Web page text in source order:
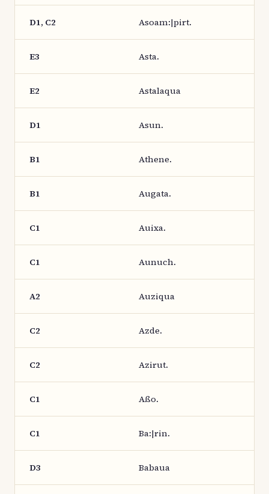
D1, C2 Asoam:|pirt.
E3 Asta.
E2 Astalaqua
D1 Asun.
B1 Athene.
B1 Augata.
C1 Auixa.
C1 Aunuch.
A2 Auziqua
C2 Azde.
C2 Azirut.
C1 Aßo.
C1 Ba:|rin.
D3 Babaua